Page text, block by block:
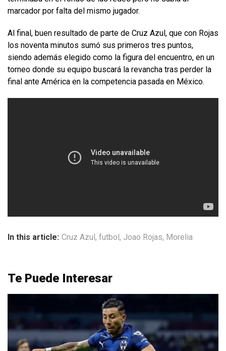
marcador por falta del mismo jugador.
Al final, buen resultado de parte de Cruz Azul, que con Rojas
los noventa minutos sumó sus primeros tres puntos,
siendo además elegido como la figura del encuentro, en un
torneo donde su equipo buscará la revancha tras perder la
final ante América en la competencia pasada en México.
In this article: Cruz Azul, futbol, Joao Rojas, Morelia
Te Puede Interesar